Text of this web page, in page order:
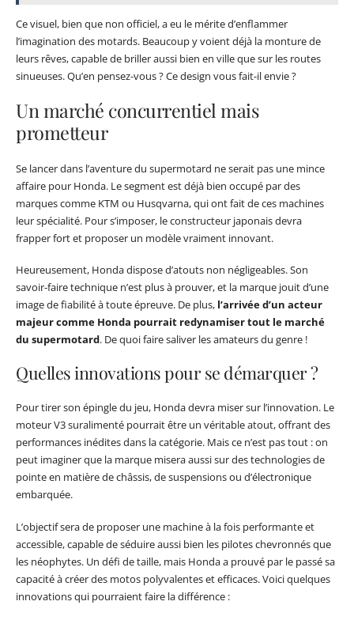
Ce visuel, bien que non officiel, a eu le mérite d’enflammer
l’imagination des motards. Beaucoup y voient déjà la monture de
leurs rêves, capable de briller aussi bien en ville que sur les routes
sinueuses. Qu’en pensez-vous ? Ce design vous fait-il envie ?
Un marché concurrentiel mais
prometteur
Se lancer dans l’aventure du supermotard ne serait pas une mince
affaire pour Honda. Le segment est déjà bien occupé par des
marques comme KTM ou Husqvarna, qui ont fait de ces machines
leur spécialité. Pour s’imposer, le constructeur japonais devra
frapper fort et proposer un modèle vraiment innovant.
Heureusement, Honda dispose d’atouts non négligeables. Son
savoir-faire technique n’est plus à prouver, et la marque jouit d’une
image de fiabilité à toute épreuve. De plus, l’arrivée d’un acteur
majeur comme Honda pourrait redynamiser tout le marché
du supermotard. De quoi faire saliver les amateurs du genre !
Quelles innovations pour se démarquer ?
Pour tirer son épingle du jeu, Honda devra miser sur l’innovation. Le
moteur V3 suralimenté pourrait être un véritable atout, offrant des
performances inédites dans la catégorie. Mais ce n’est pas tout : on
peut imaginer que la marque misera aussi sur des technologies de
pointe en matière de châssis, de suspensions ou d’électronique
embarquée.
L’objectif sera de proposer une machine à la fois performante et
accessible, capable de séduire aussi bien les pilotes chevronnés que
les néophytes. Un défi de taille, mais Honda a prouvé par le passé sa
capacité à créer des motos polyvalentes et efficaces. Voici quelques
innovations qui pourraient faire la différence :